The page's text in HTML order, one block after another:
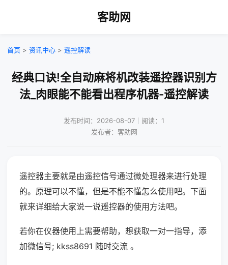
客助网
首页 > 资讯中心 > 遥控解读
经典口诀!全自动麻将机改装遥控器识别方
法_肉眼能不能看出程序机器-遥控解读
发布时间：2026-08-07｜阅读：1
发布者：客助网
遥控器主要就是由遥控信号通过微处理器来进行处理
的。原理可以不懂，但是不能不懂怎么使用吧。下面
就来详细给大家说一说遥控器的使用方法吧。
若你在仪器使用上需要帮助，想获取一对一指导，添
加微信号; kkss8691 随时交流 。